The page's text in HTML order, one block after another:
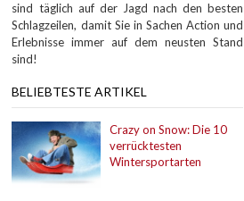
sind täglich auf der Jagd nach den besten
Schlagzeilen, damit Sie in Sachen Action und
Erlebnisse immer auf dem neusten Stand
sind!
BELIEBTESTE ARTIKEL
Crazy on Snow: Die 10
verrücktesten
Wintersportarten